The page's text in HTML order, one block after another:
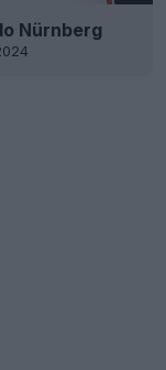
Nürnberg